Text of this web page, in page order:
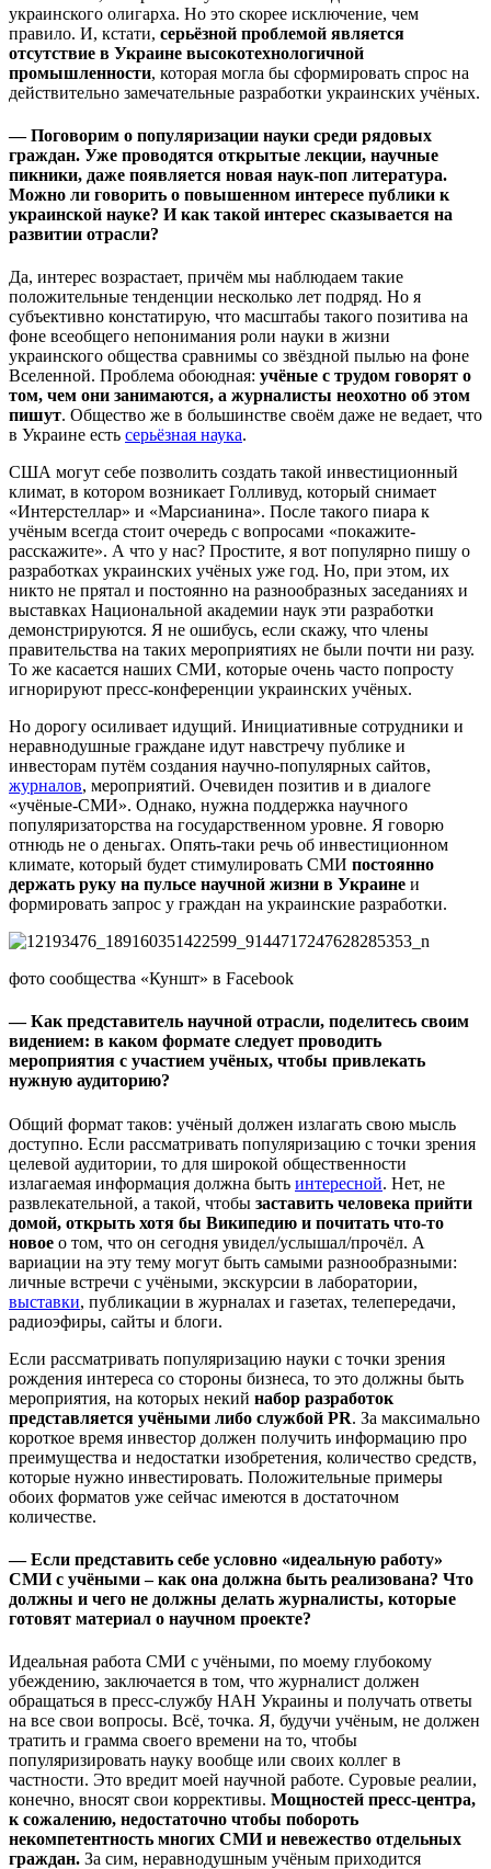
украинского олигарха. Но это скорее исключение, чем
правило. И, кстати, серьёзной проблемой является
отсутствие в Украине высокотехнологичной
промышленности, которая могла бы сформировать спрос на
действительно замечательные разработки украинских учёных.
— Поговорим о популяризации науки среди рядовых
граждан. Уже проводятся открытые лекции, научные
пикники, даже появляется новая наук-поп литература.
Можно ли говорить о повышенном интересе публики к
украинской науке? И как такой интерес сказывается на
развитии отрасли?
Да, интерес возрастает, причём мы наблюдаем такие
положительные тенденции несколько лет подряд. Но я
субъективно констатирую, что масштабы такого позитива на
фоне всеобщего непонимания роли науки в жизни
украинского общества сравнимы со звёздной пылью на фоне
Вселенной. Проблема обоюдная: учёные с трудом говорят о
том, чем они занимаются, а журналисты неохотно об этом
пишут. Общество же в большинстве своём даже не ведает, что
в Украине есть серьёзная наука.
США могут себе позволить создать такой инвестиционный
климат, в котором возникает Голливуд, который снимает
«Интерстеллар» и «Марсианина». После такого пиара к
учёным всегда стоит очередь с вопросами «покажите-
расскажите». А что у нас? Простите, я вот популярно пишу о
разработках украинских учёных уже год. Но, при этом, их
никто не прятал и постоянно на разнообразных заседаниях и
выставках Национальной академии наук эти разработки
демонстрируются. Я не ошибусь, если скажу, что члены
правительства на таких мероприятиях не были почти ни разу.
То же касается наших СМИ, которые очень часто попросту
игнорируют пресс-конференции украинских учёных.
Но дорогу осиливает идущий. Инициативные сотрудники и
неравнодушные граждане идут навстречу публике и
инвесторам путём создания научно-популярных сайтов,
журналов, мероприятий. Очевиден позитив и в диалоге
«учёные-СМИ». Однако, нужна поддержка научного
популяризаторства на государственном уровне. Я говорю
отнюдь не о деньгах. Опять-таки речь об инвестиционном
климате, который будет стимулировать СМИ постоянно
держать руку на пульсе научной жизни в Украине и
формировать запрос у граждан на украинские разработки.
фото сообщества «Куншт» в Facebook
— Как представитель научной отрасли, поделитесь своим
видением: в каком формате следует проводить
мероприятия с участием учёных, чтобы привлекать
нужную аудиторию?
Общий формат таков: учёный должен излагать свою мысль
доступно. Если рассматривать популяризацию с точки зрения
целевой аудитории, то для широкой общественности
излагаемая информация должна быть интересной. Нет, не
развлекательной, а такой, чтобы заставить человека прийти
домой, открыть хотя бы Википедию и почитать что-то
новое о том, что он сегодня увидел/услышал/прочёл. А
вариации на эту тему могут быть самыми разнообразными:
личные встречи с учёными, экскурсии в лаборатории,
выставки, публикации в журналах и газетах, телепередачи,
радиоэфиры, сайты и блоги.
Если рассматривать популяризацию науки с точки зрения
рождения интереса со стороны бизнеса, то это должны быть
мероприятия, на которых некий набор разработок
представляется учёными либо службой PR. За максимально
короткое время инвестор должен получить информацию про
преимущества и недостатки изобретения, количество средств,
которые нужно инвестировать. Положительные примеры
обоих форматов уже сейчас имеются в достаточном
количестве.
— Если представить себе условно «идеальную работу»
СМИ с учёными – как она должна быть реализована? Что
должны и чего не должны делать журналисты, которые
готовят материал о научном проекте?
Идеальная работа СМИ с учёными, по моему глубокому
убеждению, заключается в том, что журналист должен
обращаться в пресс-службу НАН Украины и получать ответы
на все свои вопросы. Всё, точка. Я, будучи учёным, не должен
тратить и грамма своего времени на то, чтобы
популяризировать науку вообще или своих коллег в
частности. Это вредит моей научной работе. Суровые реалии,
конечно, вносят свои коррективы. Мощностей пресс-центра,
к сожалению, недостаточно чтобы побороть
некомпетентность многих СМИ и невежество отдельных
граждан. За сим, неравнодушным учёным приходится